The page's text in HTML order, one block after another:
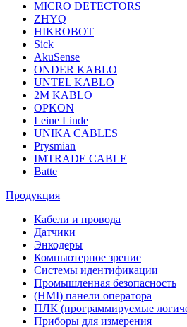
MICRO DETECTORS
ZHYQ
HIKROBOT
Sick
AkuSense
ONDER KABLO
UNTEL KABLO
2M KABLO
OPKON
Leine Linde
UNIKA CABLES
Prysmian
IMTRADE CABLE
Batte
Продукция
Кабели и провода
Датчики
Энкодеры
Компьютерное зрение
Системы идентификации
Промышленная безопасность
(HMI) панели оператора
ПЛК (программируемые
Приборы для измерения